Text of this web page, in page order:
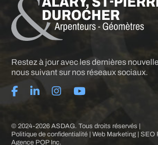
Restez à jour avec les dernières
nous suivant sur nos réseaux sociaux.
© 2024-2026 ASDAG. Tous droits réservés |
Politique de confidentialité | Web Marketing | SEO
Agence POP Inc.